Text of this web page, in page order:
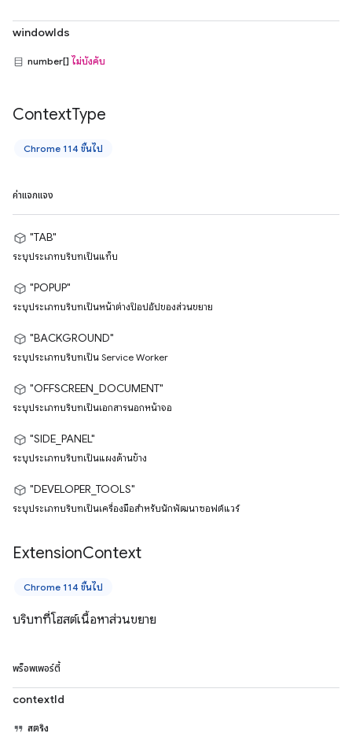
windowIds
number[] ไม่บังคับ
ContextType
Chrome 114 ขึ้นไป
ค่าแจกแจง
"TAB"
ระบุประเภทบริบทเป็นแท็บ
"POPUP"
ระบุประเภทบริบทเป็นหน้าต่างป๊อปอัปของส่วนขยาย
"BACKGROUND"
ระบุประเภทบริบทเป็น Service Worker
"OFFSCREEN_DOCUMENT"
ระบุประเภทบริบทเป็นเอกสารนอกหน้าจอ
"SIDE_PANEL"
ระบุประเภทบริบทเป็นแผงด้านข้าง
"DEVELOPER_TOOLS"
ระบุประเภทบริบทเป็นเครื่องมือสำหรับนักพัฒนาซอฟต์แวร์
ExtensionContext
Chrome 114 ขึ้นไป
บริบทที่โฮสต์เนื้อหาส่วนขยาย
พร็อพเพอร์ตี้
contextId
สตริง